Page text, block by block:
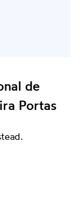
de
Portas